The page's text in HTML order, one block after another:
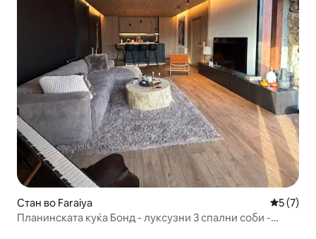
Стан во Faraiya
5 (7)
Планинската куќа Бонд - луксузни 3 спални соби -